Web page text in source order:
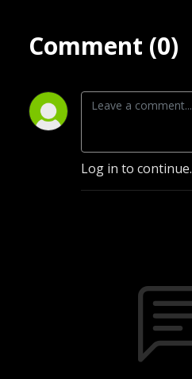
Comment (0)
Log in to continue.